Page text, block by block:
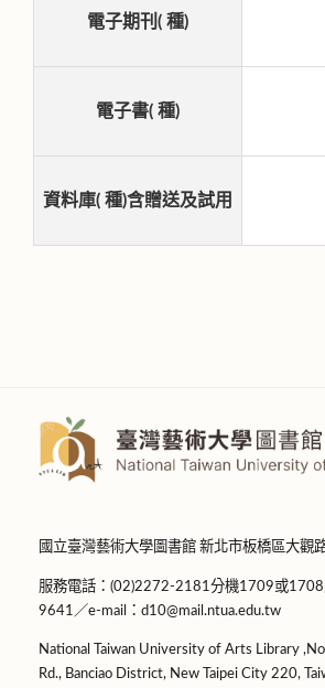
電子期刊( 種)
電子書( 種)
資料庫( 種)含贈送及試用
國立臺灣藝術大學圖書館 新北市板橋區大觀
服務電話：(02)2272-2181分機1709或
9641／e-mail：d10@mail.ntua.edu.tw
National Taiwan University of Arts Library
Rd., Banciao District, New Taipei City 220,